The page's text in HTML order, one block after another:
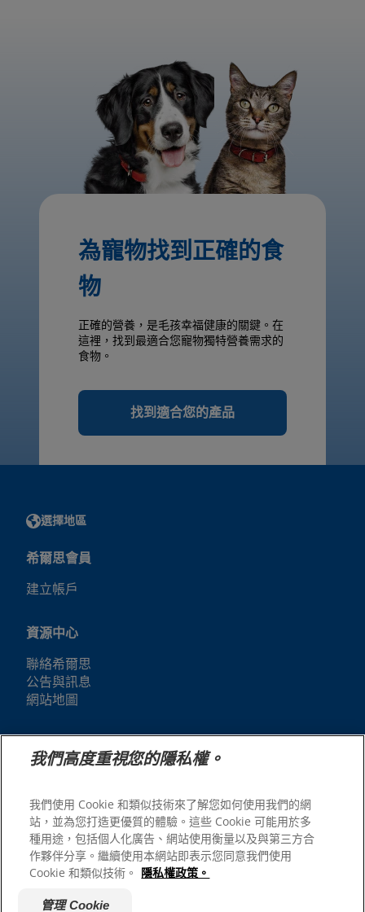
為寵物找到正確的食
物
正確的營養，是毛孩幸福健康的關鍵。在
這裡，找到最適合您寵物獨特營養需求的
食物。
找到適合您的產品
選擇地區
希爾思會員
建立帳戶
資源中心
聯絡希爾思
公告與訊息
網站地圖
我們高度重視您的隱私權。
我們使用 Cookie 和類似技術來了解您如何使用我們的網
站，並為您打造更優質的體驗。這些 Cookie 可能用於多
種用途，包括個人化廣告、網站使用衡量以及與第三方合
作夥伴分享。繼續使用本網站即表示您同意我們使用
Cookie 和類似技術。 隱私權政策。
管理 Cookie